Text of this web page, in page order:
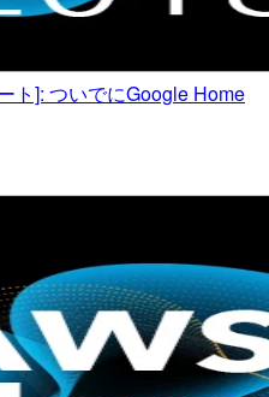
ト]: ついでにGoogle Home